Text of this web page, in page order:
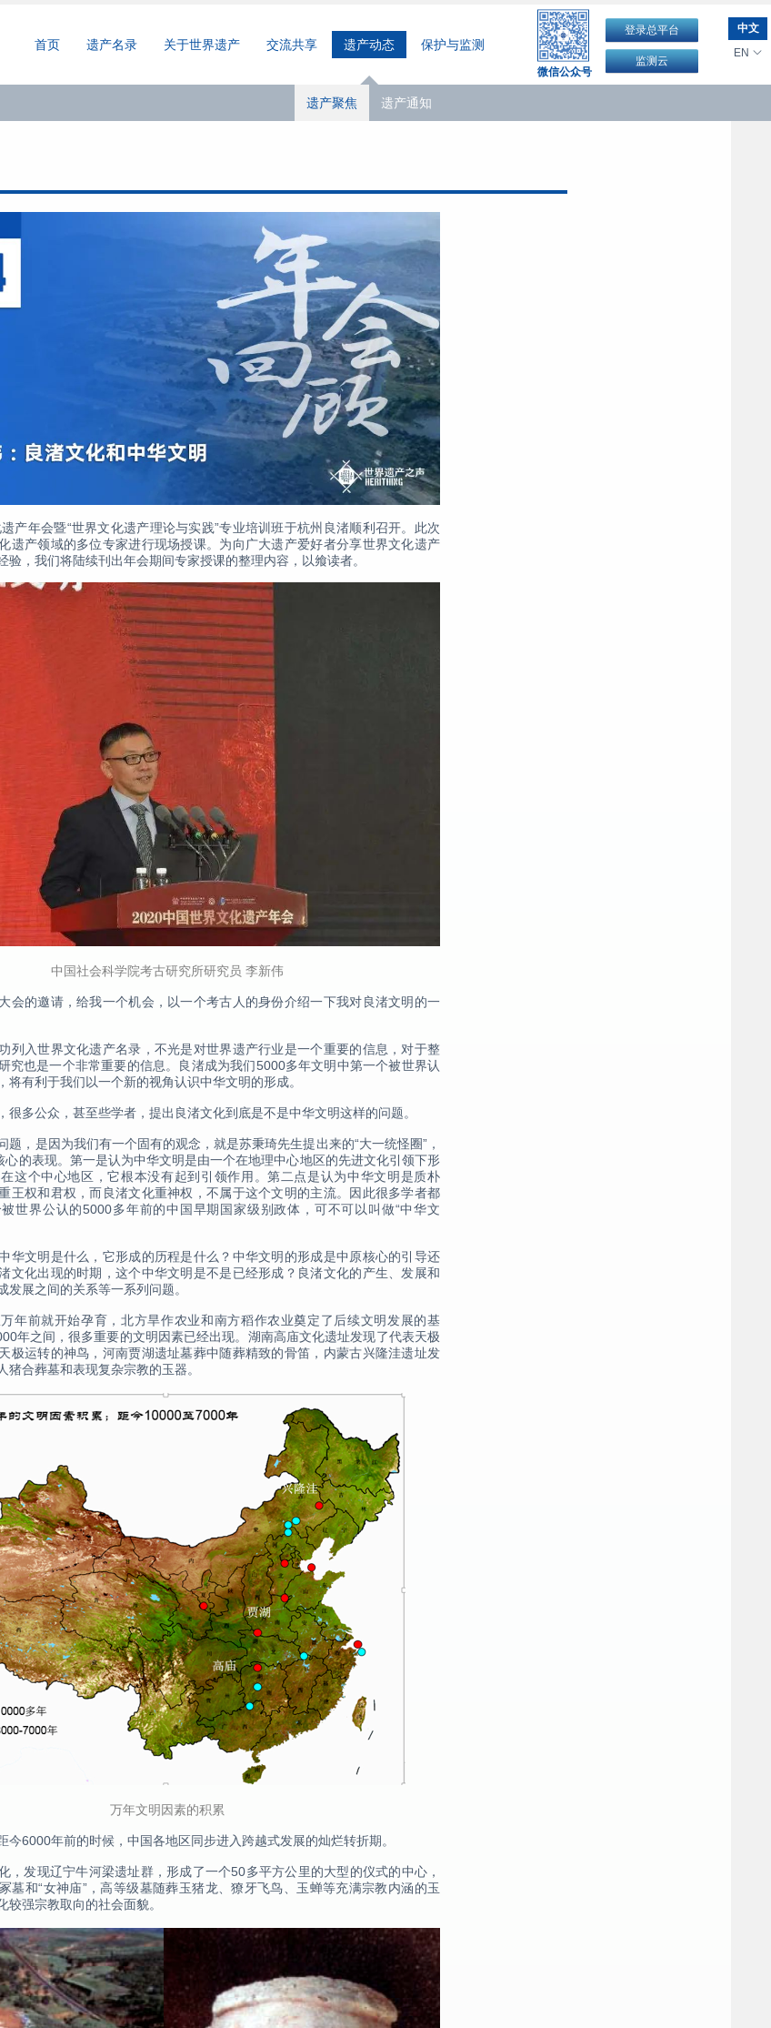
首页 遗产名录 关于世界遗产 交流共享 遗产动态
遗产聚焦 遗产通知
保护与监测
微信公众号
登录总平台
监测云
中文
EN
产年会暨“世界文化遗产理论与实践”专业培训班于杭州良渚顺利召开。此次
遗产领域的多位专家进行现场授课。为向广大遗产爱好者分享世界文化遗产
验，我们将陆续刊出年会期间专家授课的整理内容，以飨读者。
中国社会科学院考古研究所研究员 李新伟
会的邀请，给我一个机会，以一个考古人的身份介绍一下我对良渚文明的一
列入世界文化遗产名录，不光是对世界遗产行业是一个重要的信息，对于整
究也是一个非常重要的信息。良渚成为我们5000多年文明中第一个被世界认
将有利于我们以一个新的视角认识中华文明的形成。
很多公众，甚至些学者，提出良渚文化到底是不是中华文明这样的问题。
题，是因为我们有一个固有的观念，就是苏秉琦先生提出来的“大一统怪圈”，
心的表现。第一是认为中华文明是由一个在地理中心地区的先进文化引领下形
这个中心地区，它根本没有起到引领作用。第二点是认为中华文明是质朴
王权和君权，而良渚文化重神权，不属于这个文明的主流。因此很多学者都
世界公认的5000多年前的中国早期国家级别政体，可不可以叫做“中华文
华文明是什么，它形成的历程是什么？中华文明的形成是中原核心的引导还
文化出现的时期，这个中华文明是不是已经形成？良渚文化的产生、发展和
发展之间的关系等一系列问题。
年前就开始孕育，北方旱作农业和南方稻作农业奠定了后续文明发展的基
年之间，很多重要的文明因素已经出现。湖南高庙文化遗址发现了代表天极
极运转的神鸟，河南贾湖遗址墓葬中随葬精致的骨笛，内蒙古兴隆洼遗址发
猪合葬墓和表现复杂宗教的玉器。
万年文明因素的积累
今6000年前的时候，中国各地区同步进入跨越式发展的灿烂转折期。
，发现辽宁牛河梁遗址群，形成了一个50多平方公里的大型的仪式的中心，
墓和“女神庙”，高等级墓随葬玉猪龙、獠牙飞鸟、玉蝉等充满宗教内涵的玉
较强宗教取向的社会面貌。